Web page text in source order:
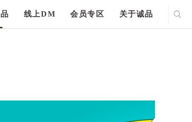
线上DM 会员专区 关于诚品